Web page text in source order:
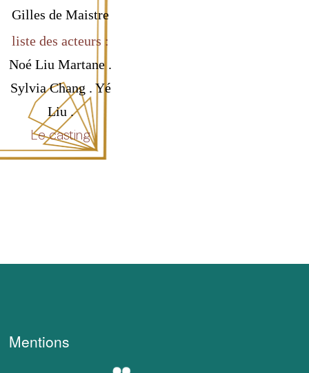
Gilles de Maistre
liste des acteurs :
Noé Liu Martane .
Sylvia Chang . Yé
Liu .
Le casting
Mentions